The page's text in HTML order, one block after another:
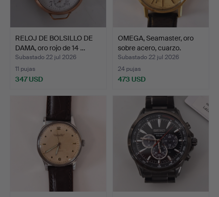
RELOJ DE BOLSILLO DE
DAMA, oro rojo de 14 …
Subastado 22 jul 2026
11 pujas
347 USD
OMEGA, Seamaster, oro
sobre acero, cuarzo.
Subastado 22 jul 2026
24 pujas
473 USD